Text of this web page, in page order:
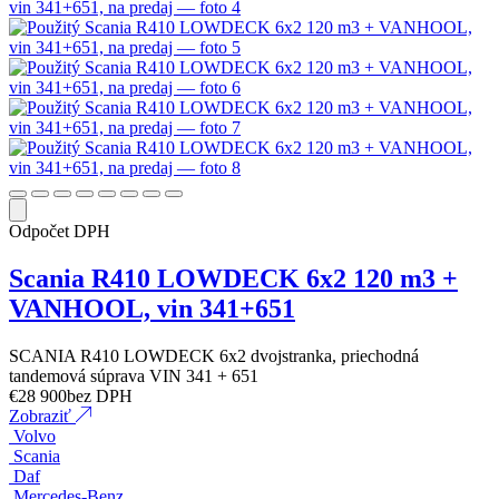
Odpočet DPH
Scania R410 LOWDECK 6x2 120 m3 +
VANHOOL, vin 341+651
SCANIA R410 LOWDECK 6x2 dvojstranka, priechodná
tandemová súprava VIN 341 + 651
€28 900bez DPH
Zobraziť
Volvo
Scania
Daf